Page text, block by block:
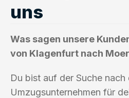
uns
Was sagen unsere
von Klagenfurt nach
Du bist auf der Suche nach
Umzugsunternehmen für